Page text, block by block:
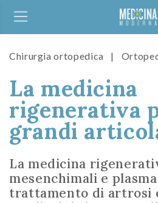
Chirurgia ortopedica |
La medicina
rigenerativa
grandi
La medicina
mesenchimali e
trattamento di artrosi